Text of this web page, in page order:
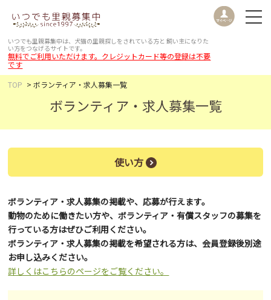
いつでも里親募集中は、犬猫の里親探しをされている方と 飼い主になりた
い方をつなげるサイトです。
無料でご利用いただけます。クレジットカード等の登録は不要
です
TOP
ボランティア・求人募集一覧
ボランティア・求人募集一覧
使い方
ボランティア・求人募集の掲載や、応募が行えます。
動物のために働きたい方や、ボランティア・有償スタッフの募集を
行っている方はぜひご利用ください。
ボランティア・求人募集の掲載を希望される方は、会員登録後別途
お申し込みください。
詳しくはこちらのページをご覧ください。